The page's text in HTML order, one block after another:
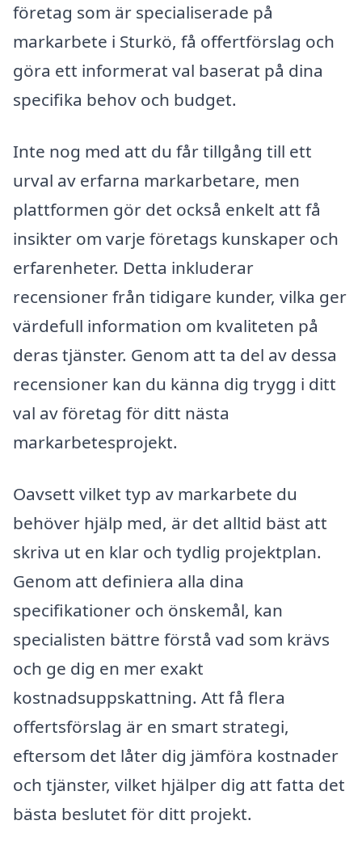
företag som är specialiserade på
markarbete i Sturkö, få offertförslag och
göra ett informerat val baserat på dina
specifika behov och budget.
Inte nog med att du får tillgång till ett
urval av erfarna markarbetare, men
plattformen gör det också enkelt att få
insikter om varje företags kunskaper och
erfarenheter. Detta inkluderar
recensioner från tidigare kunder, vilka ger
värdefull information om kvaliteten på
deras tjänster. Genom att ta del av dessa
recensioner kan du känna dig trygg i ditt
val av företag för ditt nästa
markarbetesprojekt.
Oavsett vilket typ av markarbete du
behöver hjälp med, är det alltid bäst att
skriva ut en klar och tydlig projektplan.
Genom att definiera alla dina
specifikationer och önskemål, kan
specialisten bättre förstå vad som krävs
och ge dig en mer exakt
kostnadsuppskattning. Att få flera
offertsförslag är en smart strategi,
eftersom det låter dig jämföra kostnader
och tjänster, vilket hjälper dig att fatta det
bästa beslutet för ditt projekt.